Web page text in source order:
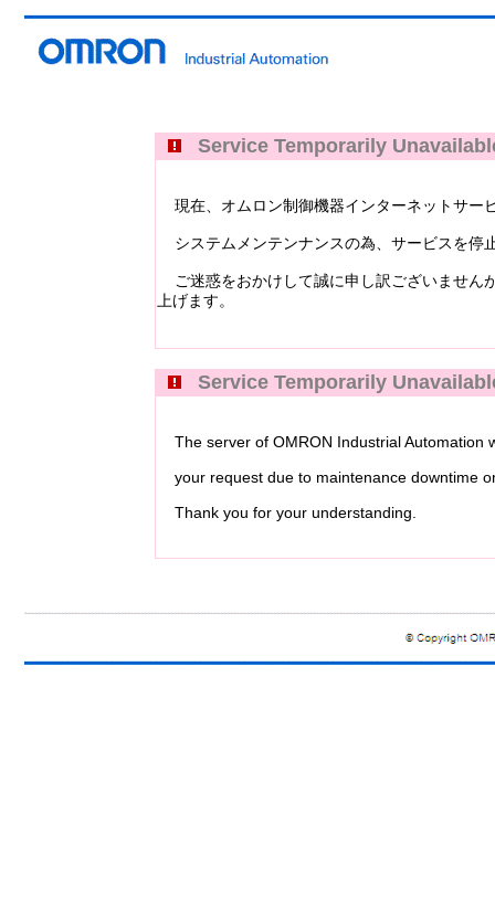
Service Temporarily
現在、オムロン制御機器インターネットサー
システムメンテンナンスの為、サービスを停
ご迷惑をおかけして誠に申し訳ございません
上げます。
Service Temporarily
The server of OMRON Industrial Automation
your request due to maintenance downtime
Thank you for your understanding.